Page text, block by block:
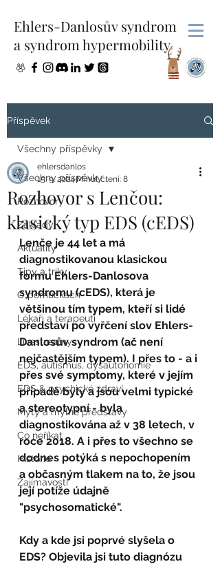
Ehlers-Danlosův syndrom
a syndrom hypermobility
Příspěvek
Všechny příspěvky
Rozhovory
Základy
Aktuality
Tipy a triky
O pomůckách
Lékaři a terapeuti
Livestreamy
EDS, autismus, dysautonomie
EDS & psychické zdraví
Mýty a mylné představy
Co neříkat
Historie
Zajímavosti
Všechny příspěvky
Rozhovor s Lenčou:
klasický typ EDS (cEDS)
ehlersdanlos
15. 9. 2024Minut čtení: 8
Lenče je 44 let a má
diagnostikovanou klasickou
formu Ehlers-Danlosova
syndromu (cEDS), která je
většinou tím typem, kteří si lidé
představí po vyřčení slov Ehlers-
Danlosův syndrom (ač není
nejčastějším typem). I přes to - a i
přes své symptomy, které v jejím
případě byly a jsou velmi typické
a stereotypní - byla
diagnostikována až v 38 letech, v
roce 2018. A i přes to všechno se
dodnes potýká s nepochopením
a občasným tlakem na to, že jsou
její potíže údajně
"psychosomatické".
Kdy a kde jsi poprvé slyšela o
EDS? Objevila jsi tuto diagnózu